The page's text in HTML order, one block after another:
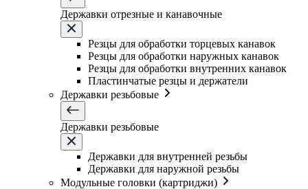
Державки отрезные и канавочные
Резцы для обработки торцевых канавок
Резцы для обработки наружных канавок
Резцы для обработки внутренних канавок
Пластинчатые резцы и держатели
Державки резьбовые
Державки резьбовые
Державки для внутренней резьбы
Державки для наружной резьбы
Модульные головки (картриджи)